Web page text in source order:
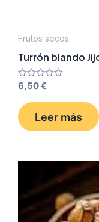
Frutos secos
Turrón blando
Valorado
con
de
5
6,50€
Leer más